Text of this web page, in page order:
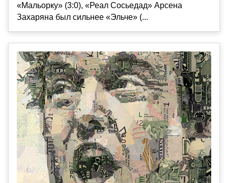
«Мальорку» (3:0), «Реал Сосьедад» Арсена
Захаряна был сильнее «Эльче» (...